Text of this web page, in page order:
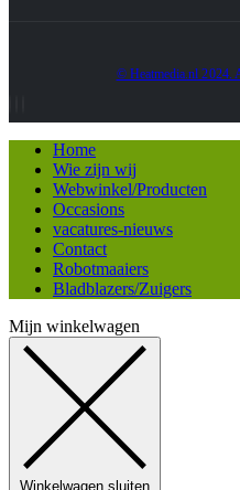
© Heatmedia.nl 2024.
Home
Wie zijn wij
Webwinkel/Producten
Occasions
vacatures-nieuws
Contact
Robotmaaiers
Bladblazers/Zuigers
Mijn winkelwagen
Winkelwagen sluiten